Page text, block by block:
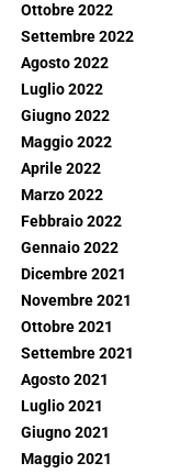
Ottobre 2022
Settembre 2022
Agosto 2022
Luglio 2022
Giugno 2022
Maggio 2022
Aprile 2022
Marzo 2022
Febbraio 2022
Gennaio 2022
Dicembre 2021
Novembre 2021
Ottobre 2021
Settembre 2021
Agosto 2021
Luglio 2021
Giugno 2021
Maggio 2021